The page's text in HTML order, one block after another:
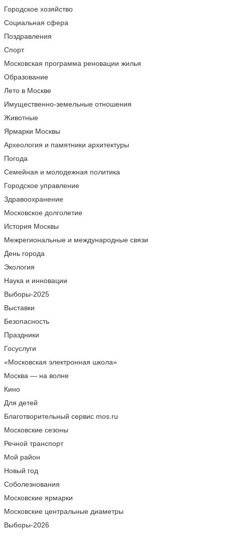
Городское хозяйство
Социальная сфера
Поздравления
Спорт
Московская программа реновации жилья
Образование
Лето в Москве
Имущественно-земельные отношения
Животные
Ярмарки Москвы
Археология и памятники архитектуры
Погода
Семейная и молодежная политика
Городское управление
Здравоохранение
Московское долголетие
История Москвы
Межрегиональные и международные связи
День города
Экология
Наука и инновации
Выборы-2025
Выставки
Безопасность
Праздники
Госуслуги
«Московская электронная школа»
Москва — на волне
Кино
Для детей
Благотворительный сервис mos.ru
Московские сезоны
Речной транспорт
Мой район
Новый год
Соболезнования
Московские ярмарки
Московские центральные диаметры
Выборы-2026